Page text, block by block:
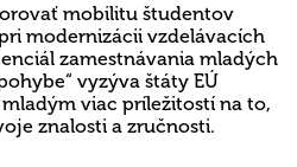
mobilitu študentov
modernizácii vzdelávacích
zamestnávania mladých
vyzýva štáty EÚ
viac príležitostí na to,
znalosti a zručnosti.